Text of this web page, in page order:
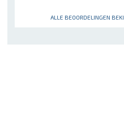
ALLE BEOORDELINGEN